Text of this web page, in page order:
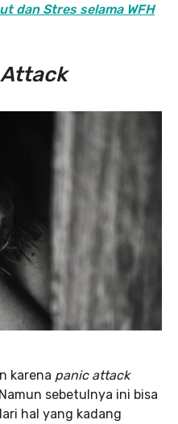
dan Stres selama WFH
karena panic attack
sebetulnya ini bisa
hal yang kadang